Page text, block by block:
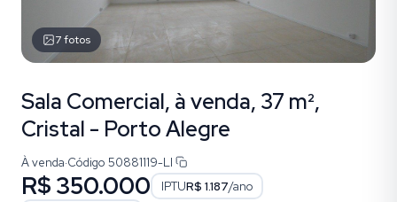
7fotos
Sala Comercial, à venda, 37 m²,
Cristal - Porto Alegre
À venda·Código 50881119-LI
R$ 350.000 IPTUR$ 1.187/ano